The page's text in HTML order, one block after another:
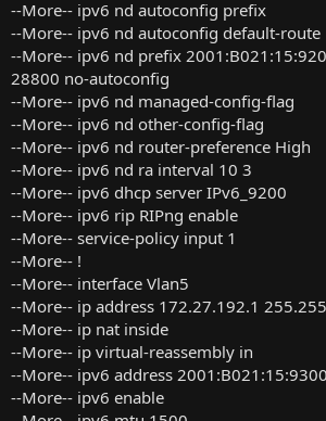
--More-- ipv6 nd autoconfig prefix
--More-- ipv6 nd autoconfig default-route
--More-- ipv6 nd prefix
28800 no-autoconfig
--More-- ipv6 nd managed-config-flag
--More-- ipv6 nd other-config-flag
--More-- ipv6 nd router-preference High
--More-- ipv6 nd ra interval 10 3
--More-- ipv6 dhcp server IPv6_9200
--More-- ipv6 rip RIPng enable
--More-- service-policy input 1
--More-- !
--More-- interface Vlan5
--More-- ip address 172.27.192.1
--More-- ip nat inside
--More-- ip virtual-reassembly in
--More-- ipv6 address
--More-- ipv6 enable